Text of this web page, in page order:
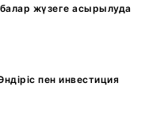
жүзеге асырылуда
пен инвестиция